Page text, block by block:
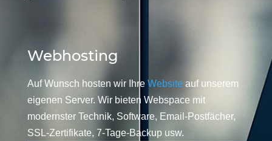
Webhosting
Auf Wunsch hosten wir Ihre Website auf unserem
eigenen Server. Wir bieten Webspace mit
modernster Technik, Software, Email-Postfächer,
SSL-Zertifikate, 7-Tage-Backup usw.